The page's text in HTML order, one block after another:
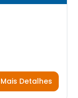
Mais Detalhes